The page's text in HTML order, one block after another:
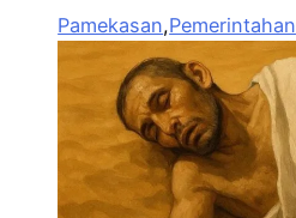
Pamekasan,Pemerintahan